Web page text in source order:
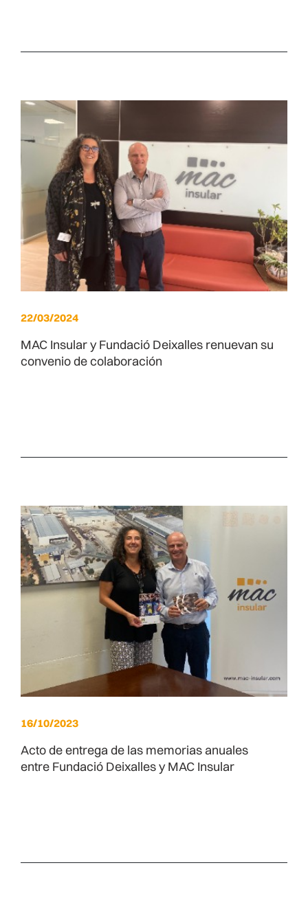
22/03/2024
MAC Insular y Fundació Deixalles renuevan su
convenio de colaboración
16/10/2023
Acto de entrega de las memorias anuales
entre Fundació Deixalles y MAC Insular